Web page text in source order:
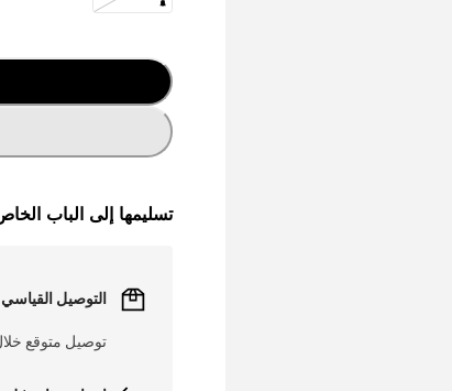
تسليمها إلى الباب
التوصيل
توصيل متوقع خلال 2-4 أيام